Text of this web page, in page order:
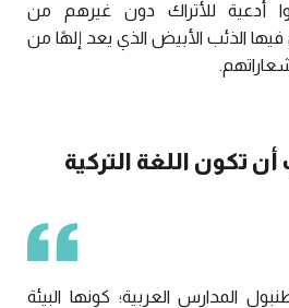
أدعية للأتراك دون غيرهم من
فيها الذئب الأبيض الذي يعد إلهًا من
تكون اللغة التركية
المدارس العربية؛ كونها البيئة